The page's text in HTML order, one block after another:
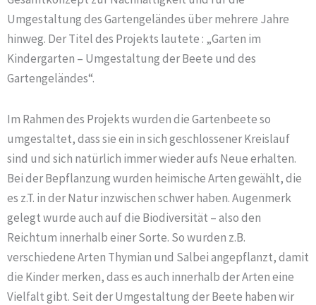
Umgestaltung des Gartengeländes über mehrere Jahre
hinweg. Der Titel des Projekts lautete : „Garten im
Kindergarten – Umgestaltung der Beete und des
Gartengeländes“.
Im Rahmen des Projekts wurden die Gartenbeete so
umgestaltet, dass sie ein in sich geschlossener Kreislauf
sind und sich natürlich immer wieder aufs Neue erhalten.
Bei der Bepflanzung wurden heimische Arten gewählt, die
es z.T. in der Natur inzwischen schwer haben. Augenmerk
gelegt wurde auch auf die Biodiversität – also den
Reichtum innerhalb einer Sorte. So wurden z.B.
verschiedene Arten Thymian und Salbei angepflanzt, damit
die Kinder merken, dass es auch innerhalb der Arten eine
Vielfalt gibt. Seit der Umgestaltung der Beete haben wir